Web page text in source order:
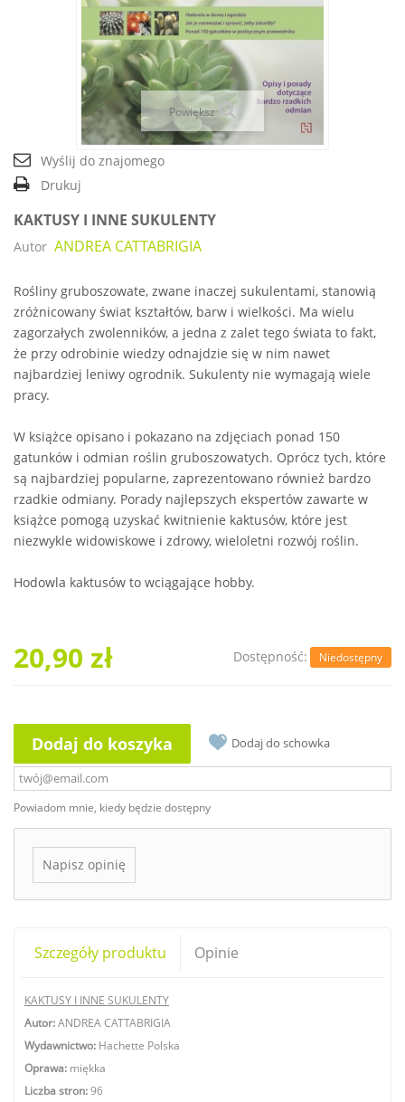
Powiększ
Wyślij do znajomego
Drukuj
KAKTUSY I INNE SUKULENTY
Autor ANDREA CATTABRIGIA
Rośliny gruboszowate, zwane inaczej sukulentami, stanowią
zróżnicowany świat kształtów, barw i wielkości. Ma wielu
zagorzałych zwolenników, a jedna z zalet tego świata to fakt,
że przy odrobinie wiedzy odnajdzie się w nim nawet
najbardziej leniwy ogrodnik. Sukulenty nie wymagają wiele
pracy.
W książce opisano i pokazano na zdjęciach ponad 150
gatunków i odmian roślin gruboszowatych. Oprócz tych, które
są najbardziej popularne, zaprezentowano również bardzo
rzadkie odmiany. Porady najlepszych ekspertów zawarte w
książce pomogą uzyskać kwitnienie kaktusów, które jest
niezwykle widowiskowe i zdrowy, wieloletni rozwój roślin.
Hodowla kaktusów to wciągające hobby.
20,90 zł Dostępność: Niedostępny
Dodaj do koszyka Dodaj do schowka
Powiadom mnie, kiedy będzie dostępny
Napisz opinię
Szczegóły produktu Opinie
KAKTUSY I INNE SUKULENTY
Autor:ANDREA CATTABRIGIA
Wydawnictwo: Hachette Polska
Oprawa: miękka
Liczba stron:96